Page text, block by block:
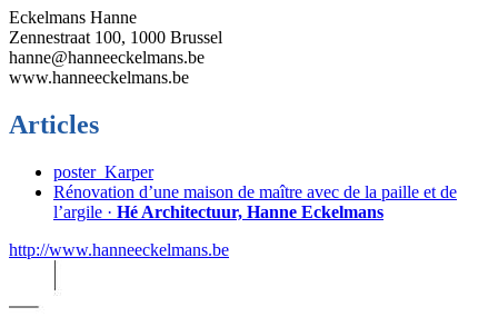
Eckelmans Hanne
Zennestraat 100, 1000 Brussel
hanne@hanneeckelmans.be
www.hanneeckelmans.be
Articles
poster_Karper
Rénovation d’une maison de maître avec de la paille et de
l’argile · Hé Architectuur, Hanne Eckelmans
http://www.hanneeckelmans.be